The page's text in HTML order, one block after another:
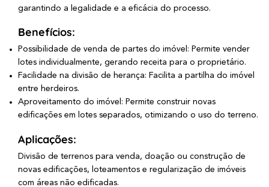
garantindo a legalidade e a eficácia do processo.
Benefícios:
Possibilidade de venda de partes do imóvel: Permite vender
lotes individualmente, gerando receita para o proprietário.
Facilidade na divisão de herança: Facilita a partilha do imóvel
entre herdeiros.
Aproveitamento do imóvel: Permite construir novas
edificações em lotes separados, otimizando o uso do terreno.
Aplicações:
Divisão de terrenos para venda, doação ou construção de
novas edificações, loteamentos e regularização de imóveis
com áreas não edificadas.